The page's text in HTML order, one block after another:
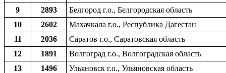
9
2893
Белгород г.о., Белгородская область
10
2602
Махачкала г.о., Республика Дагестан
11
2036
Саратов г.о., Саратовская область
12
1891
Волгоград г.о., Волгоградская область
13
1496
Ульяновск г.о., Ульяновская область